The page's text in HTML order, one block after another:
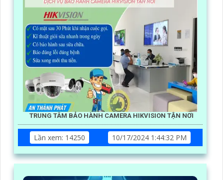
TRUNG TÂM BẢO HÀNH CAMERA HIKVISION TẬN NƠI
Lần xem: 14250 10/17/2024 1:44:32 PM